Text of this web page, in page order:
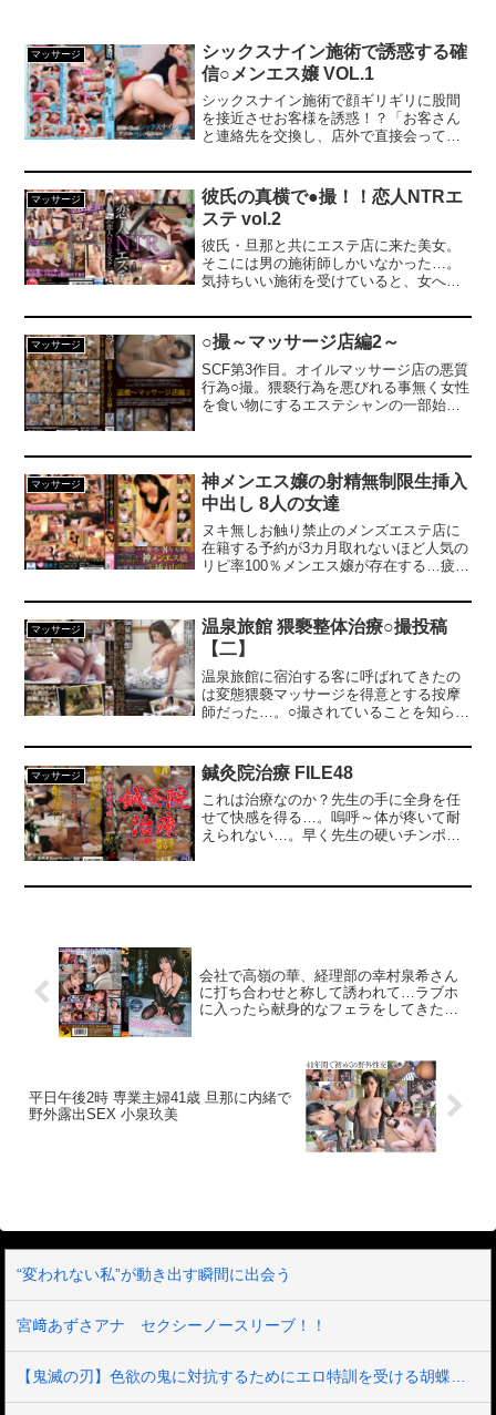
マッサージ
シックスナイン施術で誘惑する確
信○メンエス嬢 VOL.1
シックスナイン施術で顔ギリギリに股間
を接近させお客様を誘惑！？「お客さん
と連絡先を交換し、店外で直接会ってい
った店長の依頼でDANDYが潜入調査。店
長協力のもと施術部屋に○撮カメラを仕掛
け、禁止行為の一部始終を確認。カメラ
に映っていたのは、シックスナイン状態
でパンツを見せ、顔に股間を接近させ性
的サービスでメロメロにさせるメンエス
嬢の姿が。
マッサージ
彼氏の真横で●撮！！恋人NTRエ
ステ vol.2
彼氏・旦那と共にエステ店に来た美女。
そこには男の施術師しかいなかった…。
気持ちいい施術を受けていると、女への
へと変わっていく！仕切りはあるもの
の、隣には愛する彼が…。「直接触らな
いと効果が出ませんので」と言いくるめ
られた後は際どいところを集中的に責め
られる。恥ずかしがっていた女も彼が横
にいるのに、ドエロ施術でついには感じ
取られた美女たち4名！もちろん本人たち
には黙って収録！（DOC DREAM）
マッサージ ○撮～マッサージ店編2～
SCF第3作目。オイルマッサージ店の悪質
行為○撮。猥褻行為を悪びれる事無く女性
を食い物にするエステシャンの一部始終
の記録映像です。
マッサージ
神メンエス嬢の射精無制限生挿入
中出し 8人の女達
ヌキ無しお触り禁止のメンズエステ店に
在籍する予約が3カ月取れないほど人気の
リピ率100％メンエス嬢が存在する…疲労
体に密着し100％勃起させる男性器への施
術…興奮がおさまらない男性客に『内緒
ですよ…』とオイル手コキ、濃厚フェラ
チオ…男の心を見透かすようにそのまま
生ハメ騎乗位挿入…自らも感じイキまく
りお客チンポを楽しみ、時間いっぱい射
精無制限で中出しを膣奥で受け止める神
た搾精美女8人、彼女達の至高の性技をご
体感ください。
マッサージ
温泉旅館 猥褻整体治療○撮投稿
【二】
温泉旅館に宿泊する客に呼ばれてきたの
は変態猥褻マッサージを得意とする按摩
師だった…。○撮されていることを知らな
を晒す。【1人目】清楚な25歳OLは性感
施術に陥落、男根を使った治療で悶絶。
【2人目】失恋旅行中の女子大生。猥褻施
術の快感と寂しさから男根を受け入れ、
スレンダーな身体をくねらせ身悶える。
【3人目】一人旅のOLは美乳を揉まれ興
マッサージ 鍼灸院治療 FILE48
これは治療なのか？先生の手に全身を任
せて快感を得る…。嗚呼～体が疼いて耐
えられない…。早く先生の硬いチンポを
の鍼灸院…。その即効性は、是非本編で
会社で高嶺の華、経理部の幸村泉希さん
に打ち合わせと称して誘われて…ラブホ
に入ったら献身的なフェラをしてきたの
平日午後2時 専業主婦41歳 旦那に内緒で
野外露出SEX 小泉玖美
“変われない私”が動き出す瞬間に出会う
宮﨑あずさアナ セクシーノースリーブ！！
【鬼滅の刃】色欲の鬼に対抗するためにエロ特訓を受ける胡蝶しのぶ…！クールなしのぶが快楽に抗えず翻弄されちゃう…